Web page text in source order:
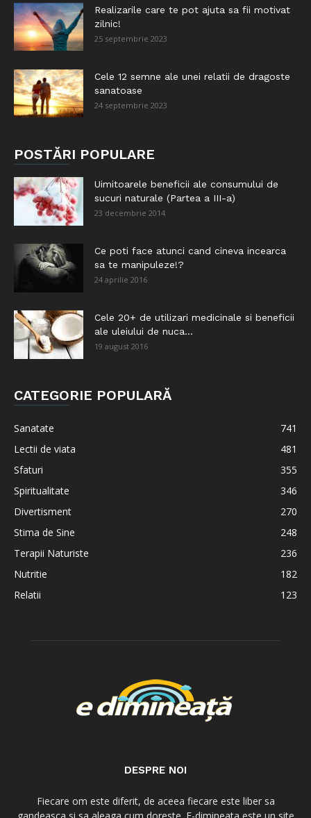
Realizarile care te pot ajuta sa fii motivat
zilnic!
25 septembrie 2023
Cele 12 semne ale unei relatii de dragoste
sanatoase
24 septembrie 2023
POSTĂRI POPULARE
Uimitoarele beneficii ale consumului de
sucuri naturale (Partea a III-a)
23 decembrie 2014
Ce poti face atunci cand cineva incearca
sa te manipuleze!?
24 aprilie 2016
Cele 20+ de utilizari medicinale si beneficii
ale uleiului de nuca...
19 august 2016
CATEGORIE POPULARĂ
Sanatate
741
Lectii de viata
481
Sfaturi
355
Spiritualitate
346
Divertisment
270
Stima de Sine
248
Terapii Naturiste
236
Nutritie
182
Relatii
123
DESPRE NOI
Fiecare om este diferit, de aceea fiecare este liber sa